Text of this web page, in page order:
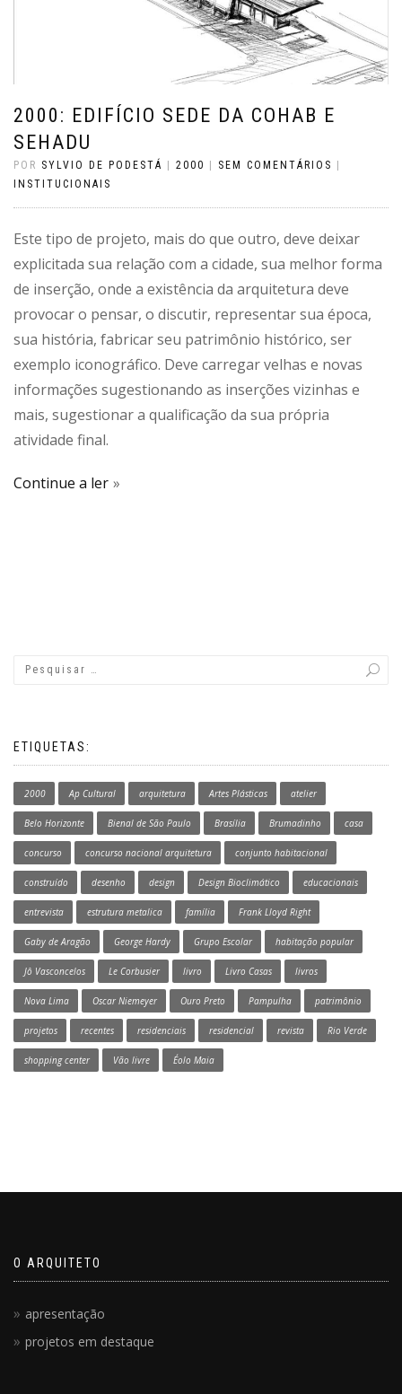
2000: EDIFÍCIO SEDE DA COHAB E
SEHADU
POR SYLVIO DE PODESTÁ | 2000 | SEM COMENTÁRIOS |
INSTITUCIONAIS
Este tipo de projeto, mais do que outro, deve deixar
explicitada sua relação com a cidade, sua melhor forma
de inserção, onde a existência da arquitetura deve
provocar o pensar, o discutir, representar sua época,
sua história, fabricar seu patrimônio histórico, ser
exemplo iconográfico. Deve carregar velhas e novas
informações sugestionando as inserções vizinhas e
mais, sugestionar a qualificação da sua própria
atividade final.
Continue a ler
ETIQUETAS:
2000 Ap Cultural arquitetura Artes Plásticas atelier
Belo Horizonte Bienal de São Paulo Brasília Brumadinho casa
concurso concurso nacional arquitetura conjunto habitacional
construído desenho design Design Bioclimático educacionais
entrevista estrutura metalica família Frank Lloyd Right
Gaby de Aragão George Hardy Grupo Escolar habitação popular
Jô Vasconcelos Le Corbusier livro Livro Casas livros
Nova Lima Oscar Niemeyer Ouro Preto Pampulha patrimônio
projetos recentes residenciais residencial revista Rio Verde
shopping center Vão livre Éolo Maia
O ARQUITETO
apresentação
projetos em destaque